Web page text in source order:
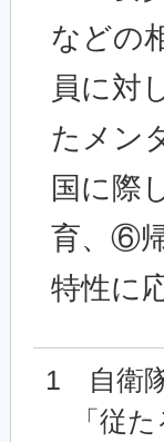
などの
員に対
たメン
国に際
育、⑥
特性に
1 自衛
「従